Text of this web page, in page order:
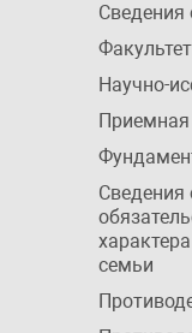
Сведения
Научно-
Сведения
семьи